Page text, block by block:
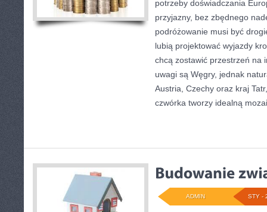
potrzeby doświadczania
przyjazny, bez zbędnego
podróżowanie musi być
lubią projektować wyjazdy
chcą zostawić przestrzeń na
uwagi są Węgry, jednak
Austria, Czechy oraz kraj
czwórka tworzy idealną
STY -
ADMIN